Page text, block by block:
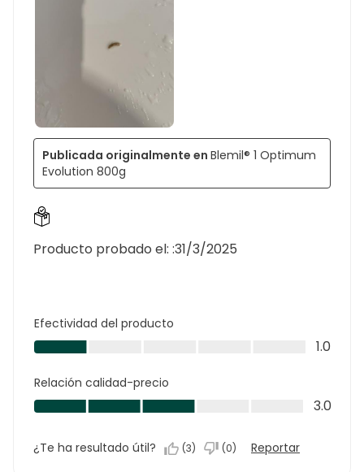
Producto probado el: :31/3/2025
Publicada originalmente en Blemil® 1 Optimum
Evolution 800g
Efectividad del producto
Efectividad
del
producto,
1.0
de
1.0
Relación calidad-precio
Relación
calidad-
3.0
3.0
¿Te ha resultado útil? (3) (0) Reportar